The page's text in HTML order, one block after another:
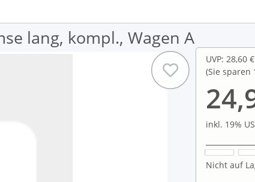
lang, kompl., Wagen A
UVP:28,60 €
(Sie sparen
inkl. 19%
Nicht auf